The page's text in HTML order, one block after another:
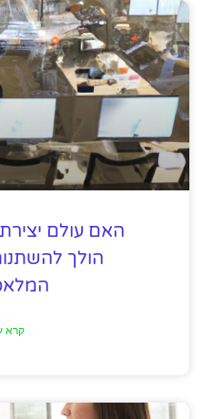
האם עולם
הולך
קרא